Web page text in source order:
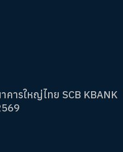
คารใหญ่ไทย SCB KBANK